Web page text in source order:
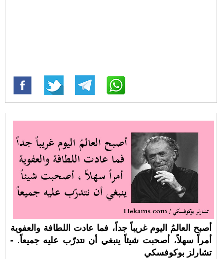
أصبح العالمُ اليوم غريباً جداً، فما عادت اللطافة والعفوية
أمراً سهلاً، أصحبت شيئاً ينبغي أن نتدرّب عليه جميعاً. -
تشارلز بوكوفسكي